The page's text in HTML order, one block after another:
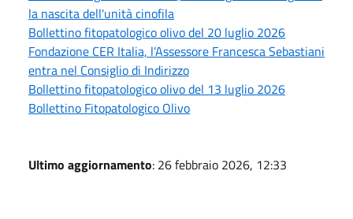
la nascita dell'unità cinofila
Bollettino fitopatologico olivo del 20 luglio 2026
Fondazione CER Italia, l’Assessore Francesca Sebastiani
entra nel Consiglio di Indirizzo
Bollettino fitopatologico olivo del 13 luglio 2026
Bollettino Fitopatologico Olivo
Ultimo aggiornamento: 26 febbraio 2026, 12:33